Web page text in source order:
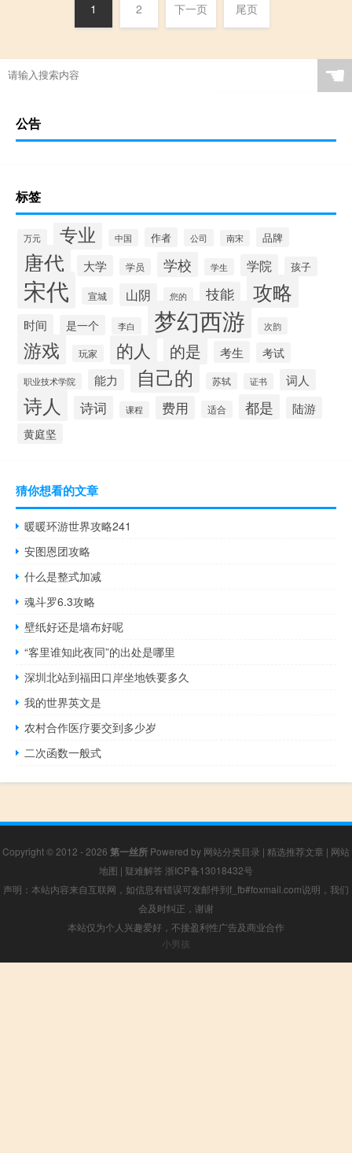
1 2 下一页 尾页
☚
公告
标签
万元 专业 中国 作者 公司 南宋 品牌
唐代 大学 学员 学校 学生 学院 孩子
宋代 宣城 山阴 您的 技能 攻略
时间 是一个 李白 梦幻西游 次韵
游戏 玩家 的人 的是 考生 考试
职业技术学院 能力 自己的 苏轼 证书 词人
诗人 诗词 课程 费用 适合 都是 陆游
黄庭坚
猜你想看的文章
暖暖环游世界攻略241
安图恩团攻略
什么是整式加减
魂斗罗6.3攻略
壁纸好还是墙布好呢
“客里谁知此夜同”的出处是哪里
深圳北站到福田口岸坐地铁要多久
我的世界英文是
农村合作医疗要交到多少岁
二次函数一般式
Copyright © 2012 - 2026 第一丝所 Powered by 网站分类目录 | 精选推荐文章 | 网站
地图 | 疑难解答 浙ICP备13018432号
声明：本站内容来自互联网，如信息有错误可发邮件到f_fb#foxmail.com说明，我们
会及时纠正，谢谢
本站仅为个人兴趣爱好，不接盈利性广告及商业合作
小男孩